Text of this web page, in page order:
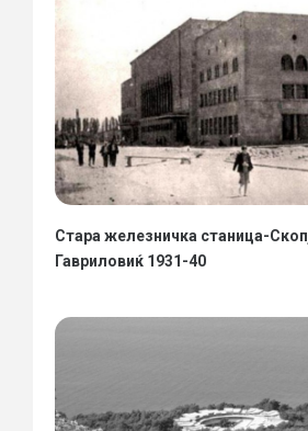
Стара железничка станица-
Гавриловиќ 1931-40